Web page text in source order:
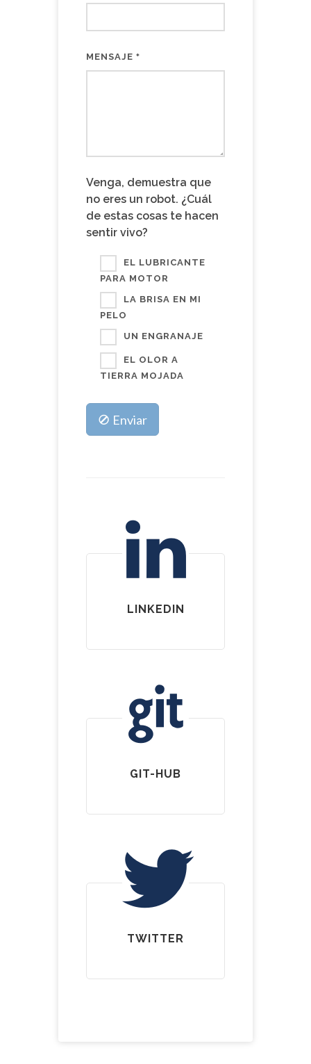
MENSAJE *
Venga, demuestra que
no eres un robot. ¿Cuál
de estas cosas te hacen
sentir vivo?
EL LUBRICANTE
PARA MOTOR
LA BRISA EN MI
PELO
UN ENGRANAJE
EL OLOR A
TIERRA MOJADA
Enviar
LINKEDIN
GIT-HUB
TWITTER